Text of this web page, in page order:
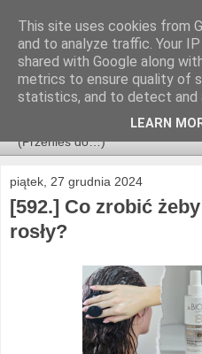
piątek, 27 grudnia 2024
[592.] Co zrobić
rosły?
This site uses cookies from
and to analyze traffic. Your
shared with Google along
metrics to ensure quality of
statistics, and to detect and
LEARN